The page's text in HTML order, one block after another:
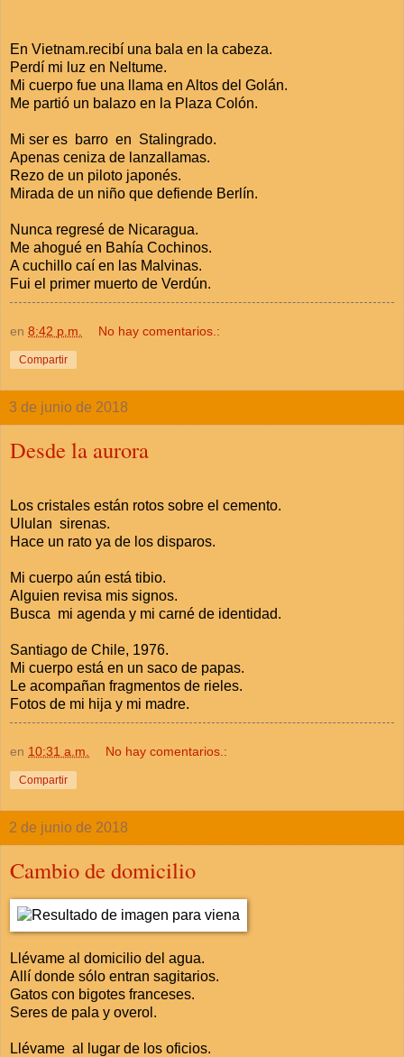
En Vietnam.recibí una bala en la cabeza.
Perdí mi luz en Neltume.
Mi cuerpo fue una llama en Altos del Golán.
Me partió un balazo en la Plaza Colón.
Mi ser es barro en Stalingrado.
Apenas ceniza de lanzallamas.
Rezo de un piloto japonés.
Mirada de un niño que defiende Berlín.
Nunca regresé de Nicaragua.
Me ahogué en Bahía Cochinos.
A cuchillo caí en las Malvinas.
Fui el primer muerto de Verdún.
en 8:42 p.m. No hay comentarios.:
Compartir
3 de junio de 2018
Desde la aurora
Los cristales están rotos sobre el cemento.
Ululan sirenas.
Hace un rato ya de los disparos.
Mi cuerpo aún está tibio.
Alguien revisa mis signos.
Busca mi agenda y mi carné de identidad.
Santiago de Chile, 1976.
Mi cuerpo está en un saco de papas.
Le acompañan fragmentos de rieles.
Fotos de mi hija y mi madre.
en 10:31 a.m. No hay comentarios.:
Compartir
2 de junio de 2018
Cambio de domicilio
Llévame al domicilio del agua.
Allí donde sólo entran sagitarios.
Gatos con bigotes franceses.
Seres de pala y overol.
Llévame al lugar de los oficios.